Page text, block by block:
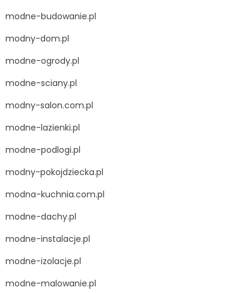
modne-budowanie.pl
modny-dom.pl
modne-ogrody.pl
modne-sciany.pl
modny-salon.com.pl
modne-lazienki.pl
modne-podlogi.pl
modny-pokojdziecka.pl
modna-kuchnia.com.pl
modne-dachy.pl
modne-instalacje.pl
modne-izolacje.pl
modne-malowanie.pl